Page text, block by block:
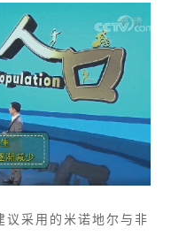
议采用的米诺地尔与非